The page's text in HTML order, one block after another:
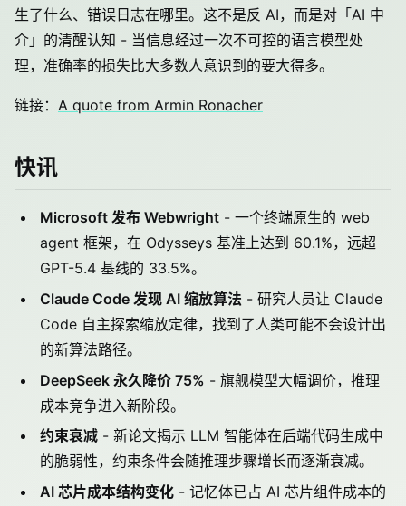
生了什么、错误日志在哪里。这不是反 AI，而是对「AI 中
介」的清醒认知 - 当信息经过一次不可控的语言模型处
理，准确率的损失比大多数人意识到的要大得多。
链接： A quote from Armin Ronacher
快讯
Microsoft 发布 Webwright - 一个终端原生的 web
agent 框架，在 Odysseys 基准上达到 60.1%，远超
GPT-5.4 基线的 33.5%。
Claude Code 发现 AI 缩放算法 - 研究人员让 Claude
Code 自主探索缩放定律，找到了人类可能不会设计出
的新算法路径。
DeepSeek 永久降价 75% - 旗舰模型大幅调价，推理
成本竞争进入新阶段。
约束衰减 - 新论文揭示 LLM 智能体在后端代码生成中
的脆弱性，约束条件会随推理步骤增长而逐渐衰减。
AI 芯片成本结构变化 - 记忆体已占 AI 芯片组件成本的